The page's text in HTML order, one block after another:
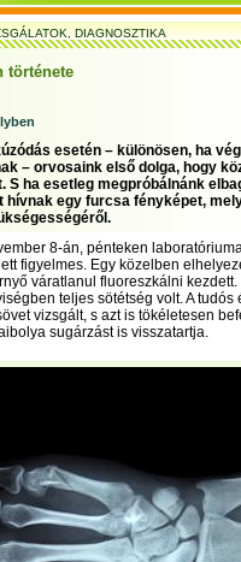
DIAGNOSZTIKA
története
esetén – különösen, ha
– orvosaink első dolga, hogy
ha esetleg megpróbálnánk
egy furcsa fényképet,
8-án, pénteken
figyelmes. Egy közelben
váratlanul fluoreszkálni kezdett.
teljes sötétség volt. A tudós
vizsgált, s azt is tökéletesen
sugárzást is visszatartja.